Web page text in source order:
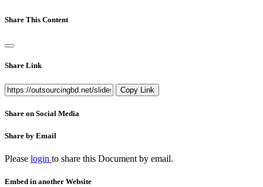
Share This Content
Share Link
Copy Link
Share on Social Media
Share by Email
Please login to share this Document by email.
Embed in another Website